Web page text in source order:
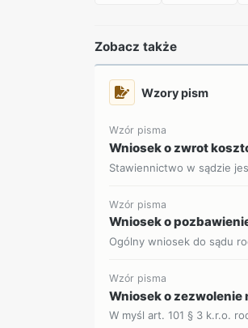
Zobacz także
Wzory pism
Wzór pisma
Wniosek o zwrot
Stawiennictwo w sądzie
Wzór pisma
Wniosek o
Ogólny wniosek do sądu
Wzór pisma
Wniosek o
W myśl art. 101 § 3 k.r.o.